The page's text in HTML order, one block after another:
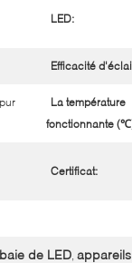
LED:
Efficacité
La température
fonctionnante
Certificat:
de LED,